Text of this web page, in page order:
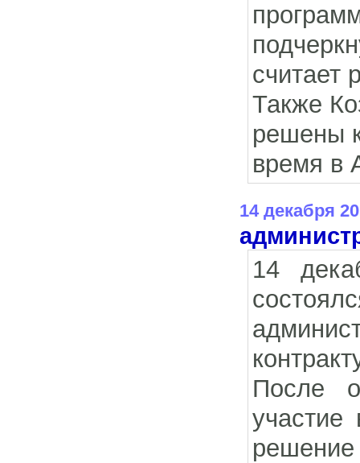
считает
Также
решены
время в
14 декабря
14
После
участие
решение